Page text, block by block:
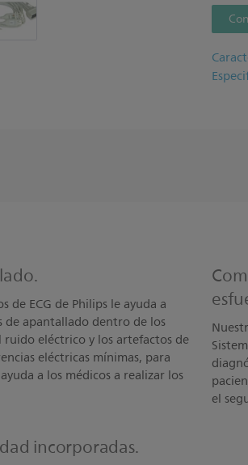
de ECG de Philips le ayuda a
de apantallado dentro de los
ruido eléctrico y los artefactos de
eléctricas mínimas, para
a los médicos a realizar los
el
incorporadas.